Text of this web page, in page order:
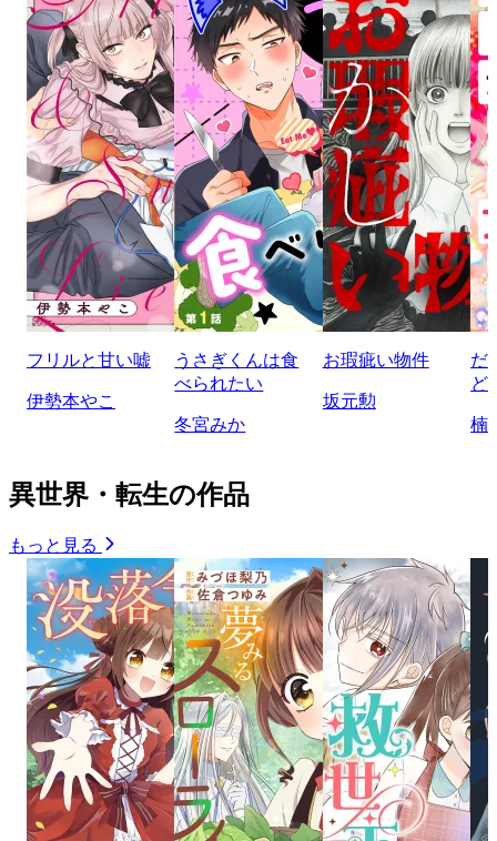
フリルと甘い嘘
伊勢本やこ
うさぎくんは食
べられたい
冬宮みか
お瑕疵い物件
坂元勲
だ
ど
楠
異世界・転生の作品
もっと見る